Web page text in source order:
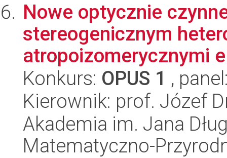
Nowe optycznie
stereogenicznym
atropoizomerycznymi
Konkurs: OPUS 1 ,
Kierownik: prof. Józef
Akademia im. Jana
Matematyczno-